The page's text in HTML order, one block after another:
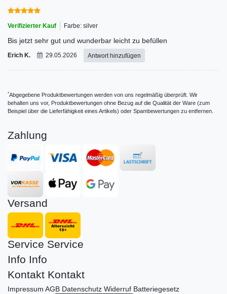
Verifizierter Kauf Farbe: silver
Bis jetzt sehr gut und wunderbar leicht zu befüllen
Erich K. 29.05.2026 Antwort hinzufügen
*Abgegebene Produktbewertungen werden von uns regelmäßig überprüft. Wir
behalten uns vor, Produktbewertungen ohne Bezug auf die Qualität der Ware (zum
Beispiel über die Lieferfähigkeit eines Artikels) oder Spambewertungen zu entfernen.
Zahlung
Versand
Service Service
Info Info
Kontakt Kontakt
Impressum AGB Datenschutz Widerruf Batteriegesetz